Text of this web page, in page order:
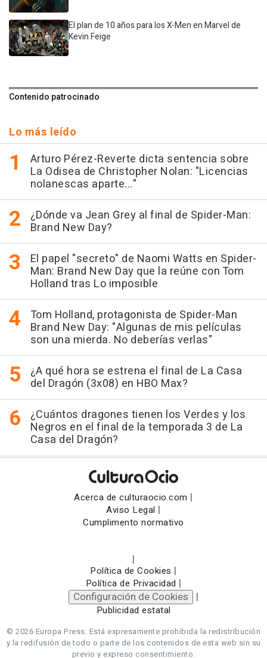
El plan de 10 años para los X-Men en Marvel de
Kevin Feige
Contenido patrocinado
Lo más leído
Arturo Pérez-Reverte dicta sentencia sobre
La Odisea de Christopher Nolan: "Licencias
nolanescas aparte..."
¿Dónde va Jean Grey al final de Spider-Man:
Brand New Day?
El papel "secreto" de Naomi Watts en Spider-
Man: Brand New Day que la reúne con Tom
Holland tras Lo imposible
Tom Holland, protagonista de Spider-Man
Brand New Day: "Algunas de mis películas
son una mierda. No deberías verlas"
¿A qué hora se estrena el final de La Casa
del Dragón (3x08) en HBO Max?
¿Cuántos dragones tienen los Verdes y los
Negros en el final de la temporada 3 de La
Casa del Dragón?
Acerca de culturaocio.com |
Aviso Legal |
Cumplimento normativo
|
Política de Cookies |
Política de Privacidad |
Configuración de Cookies |
Publicidad estatal
© 2026 Europa Press. Está expresamente prohibida la redistribución
y la redifusión de todo o parte de los contenidos de esta web sin su
previo y expreso consentimiento.